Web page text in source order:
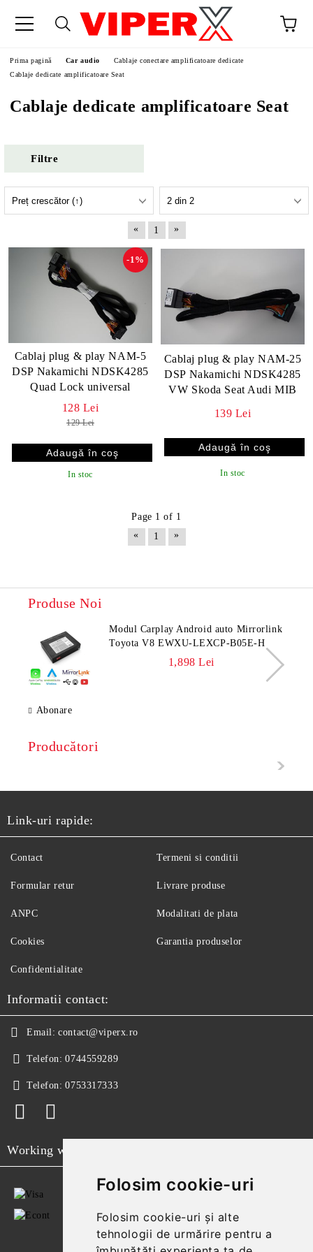
Folosim cookie-uri
Folosim cookie-uri și alte
tehnologii de urmărire pentru a
Prima pagină Car audio
Cablaje conectare amplificatoare dedicate
Cablaje dedicate amplificatoare Seat
Cablaje dedicate amplificatoare Seat
Filtre
« 1 »
Cablaj plug & play NAM-5
DSP Nakamichi NDSK4285
Quad Lock universal
-1%
128 Lei
129 Lei
In stoc
Cablaj plug & play NAM-25
DSP Nakamichi NDSK4285
VW Skoda Seat Audi MIB
139 Lei
In stoc
Page 1 of 1
«
1 »
Produse Noi
Modul Carplay Android auto Mirrorlink
Toyota V8 EWXU-LEXCP-B05E-H
1,898 Lei
Abonare
Producători
Link-uri rapide:
Contact
Formular retur
ANPC
Cookies
Termeni si conditii
Livrare produse
Modalitati de plata
Garantia produselor
Confidentialitate
Informatii contact:
Email: contact@viperx.ro
Telefon: 0744559289
Telefon: 0753317333
Working with